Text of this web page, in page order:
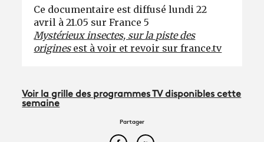
Ce documentaire est diffusé lundi 22
avril à 21.05 sur France 5
Mystérieux insectes, sur la piste des
originesest à voir et revoir sur france.tv
Voir la grille des programmes TV disponibles cette
semaine
Partager